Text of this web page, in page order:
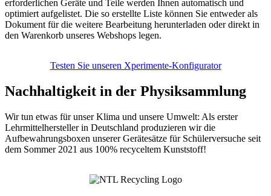
erforderlichen Geräte und Teile werden Ihnen automatisch und
optimiert aufgelistet. Die so erstellte Liste können Sie entweder als
Dokument für die weitere Bearbeitung herunterladen oder direkt in
den Warenkorb unseres Webshops legen.
Testen Sie unseren Xperimente-Konfigurator
Nachhaltigkeit in der Physiksammlung
Wir tun etwas für unser Klima und unsere Umwelt: Als erster
Lehrmittelhersteller in Deutschland produzieren wir die
Aufbewahrungsboxen unserer Gerätesätze für Schülerversuche seit
dem Sommer 2021 aus 100% recyceltem Kunststoff!